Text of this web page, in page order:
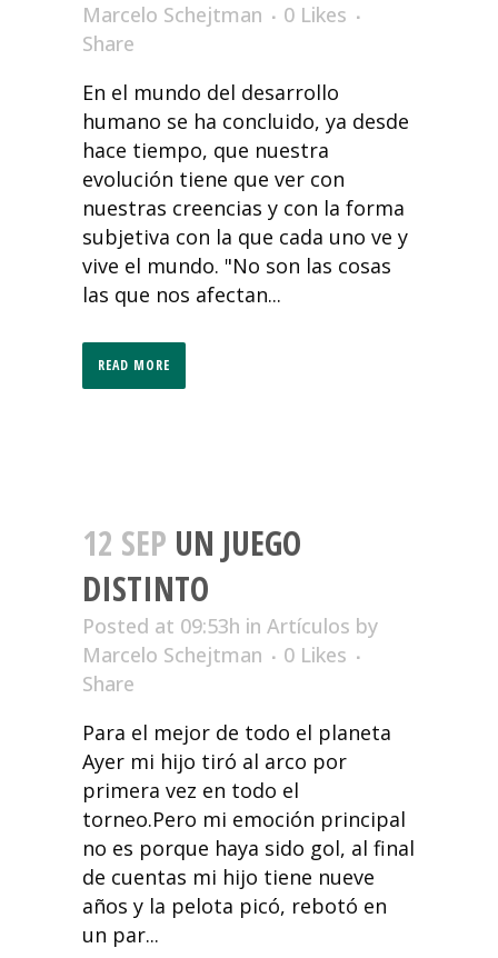
Marcelo Schejtman
0 Likes
Share
En el mundo del desarrollo
humano se ha concluido, ya desde
hace tiempo, que nuestra
evolución tiene que ver con
nuestras creencias y con la forma
subjetiva con la que cada uno ve y
vive el mundo. "No son las cosas
las que nos afectan...
READ MORE
12 SEP UN JUEGO
DISTINTO
Posted at 09:53h in Artículos by
Marcelo Schejtman
0 Likes
Share
Para el mejor de todo el planeta
Ayer mi hijo tiró al arco por
primera vez en todo el
torneo.Pero mi emoción principal
no es porque haya sido gol, al final
de cuentas mi hijo tiene nueve
años y la pelota picó, rebotó en
un par...